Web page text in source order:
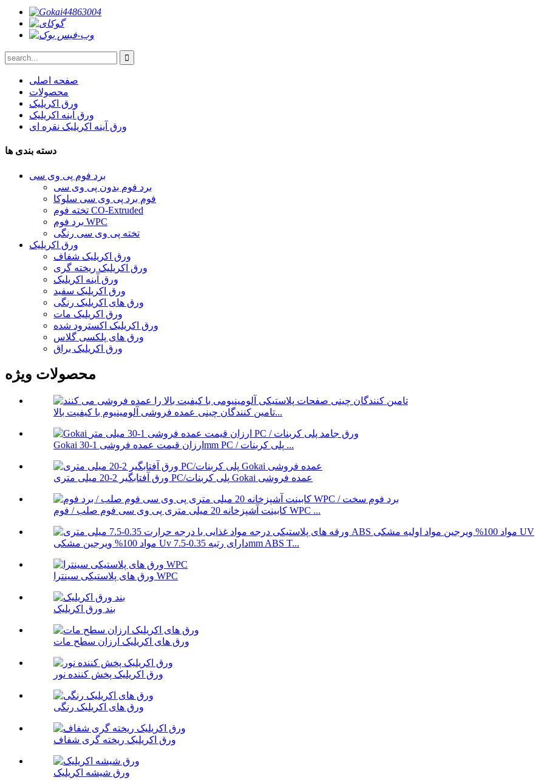
صفحه اصلی
محصولات
ورق اکریلیک
ورق آینه اکریلیک
ورق آینه اکریلیک نقره ای
دسته بندی ها
برد فوم پی وی سی
برد فوم بدون پی وی سی
فوم برد پی وی سی سلوکا
تخته فوم CO-Extruded
برد فوم WPC
تخته پی وی سی رنگی
ورق اکریلیک
ورق اکریلیک شفاف
ورق اکریلیک ریخته گری
ورق آینه اکریلیک
ورق اکریلیک سفید
ورق های اکریلیک رنگی
ورق اکریلیک مات
ورق اکریلیک اکسترود شده
ورق های پلکسی گلاس
ورق اکریلیک براق
محصولات ویژه
تامین کنندگان چینی عمده فروشی آلومینیوم با کیفیت بالا...
Gokai ارزان قیمت عمده فروشی 1-30mm PC / پلی کربنات ...
ورق آفتابگیر 2-20 میلی متری PC/پلی کربنات Gokai عمده فروشی
کابینت آشپزخانه 20 میلی متری پی وی سی فوم صلب / فوم WPC ...
مواد 100% ویرجین مشکی Uv دارای رتبه 0.35-7.5mm ABS T...
ورق های پلاستیکی سینترا WPC
بند ورق اکریلیک
ورق های اکریلیک ارزان سطح مات
ورق اکریلیک پخش کننده نور
ورق های اکریلیک رنگی
ورق اکریلیک ریخته گری شفاف
ورق شیشه اکریلیک